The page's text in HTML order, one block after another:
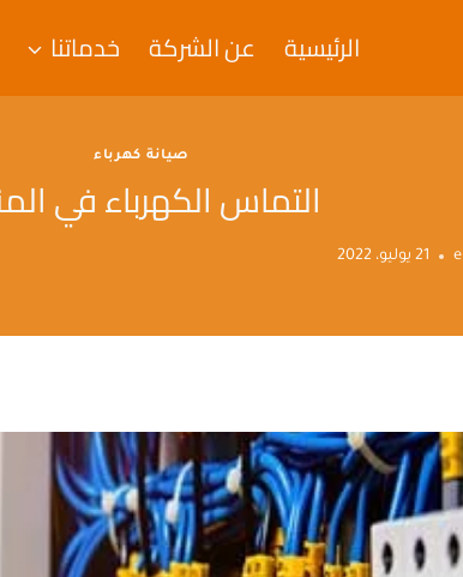
الرئيسية عن الشركة خدماتنا
صيانة كهرباء
التماس الكهرباء في
21 يوليو، 2022